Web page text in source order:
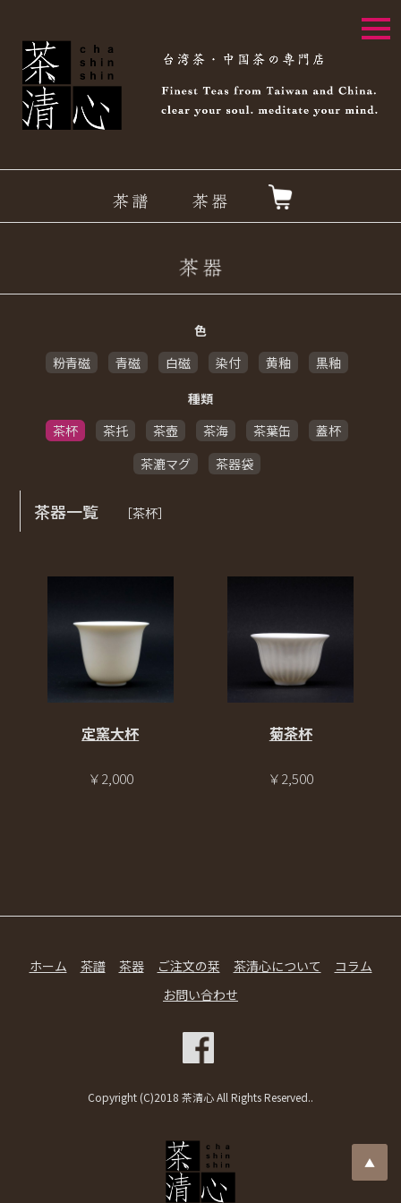
色
粉青磁
青磁 白磁 染付 黄釉
黒釉
種類
茶杯
茶托 茶壺 茶海 茶葉缶
蓋杯
茶漉マグ
茶器袋
茶器一覧 ［茶杯］
定窯大杯
￥2,000
菊茶杯
￥2,500
ホーム 茶譜 茶器 ご注文の栞 茶清心について
コラム
お問い合わせ
Copyright (C)2018 茶清心 All Rights Reserved..
▲